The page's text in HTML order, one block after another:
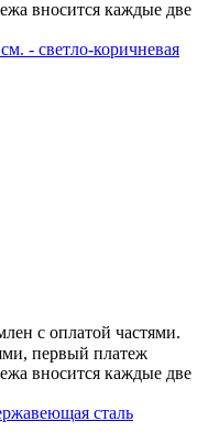
вносится каждые две
- светло-коричневая
с оплатой частями.
первый платеж
вносится каждые две
сталь